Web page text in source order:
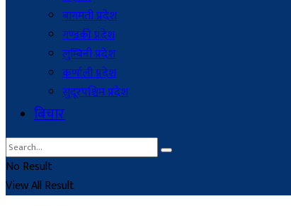
बागमती प्रदेश
गण्डकी प्रदेश
लुम्बिनी प्रदेश
कर्णाली प्रदेश
सुदूरपश्चिम प्रदेश
बिचार
No Result
View All Result